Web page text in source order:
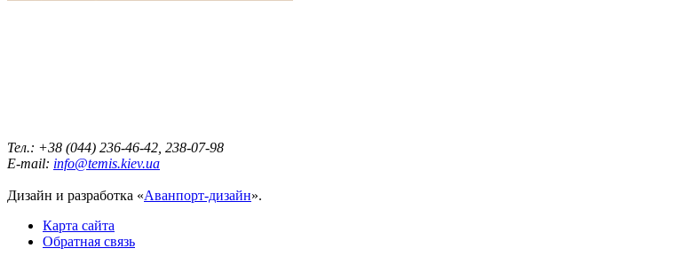
Тел.: +38 (044) 236-46-42, 238-07-98
E-mail: info@temis.kiev.ua
Дизайн и разработка «Аванпорт-дизайн».
Карта сайта
Обратная связь